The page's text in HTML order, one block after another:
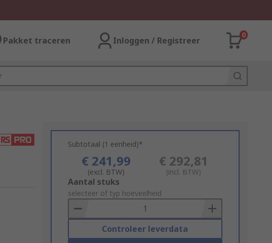
Pakket traceren Inloggen / Registreer
0
Subtotaal (1 eenheid)*
€ 241,99
(excl. BTW)
€ 292,81
(incl. BTW)
Add
to
Basket
Aantal stuks
selecteer of typ hoeveelheid
Controleer leverdata